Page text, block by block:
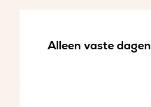
Alleen vaste dagen